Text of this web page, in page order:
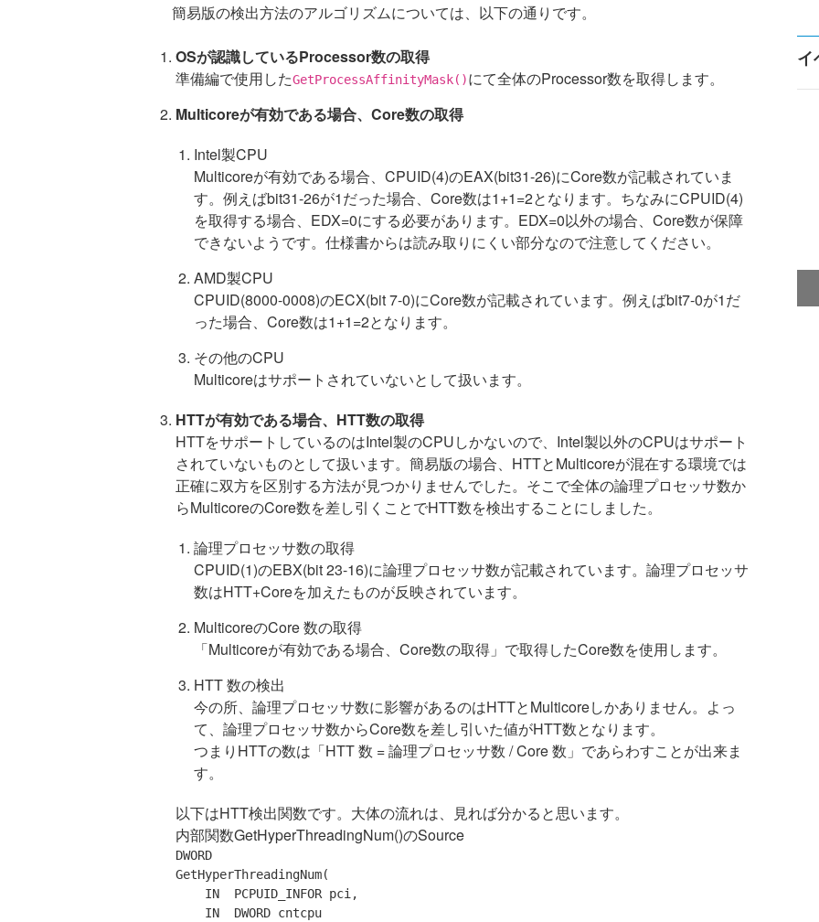
簡易版の検出方法のアルゴリズムについては、以下の通りです。
OSが認識しているProcessor数の取得
準備編で使用したGetProcessAffinityMask()にて全体のProcessor数を取得します。
Multicoreが有効である場合、Core数の取得
Intel製CPU
Multicoreが有効である場合、CPUID(4)のEAX(bit31-26)にCore数が記載されていま
す。例えばbit31-26が1だった場合、Core数は1+1=2となります。ちなみにCPUID(4)
を取得する場合、EDX=0にする必要があります。EDX=0以外の場合、Core数が保障
できないようです。仕様書からは読み取りにくい部分なので注意してください。
AMD製CPU
CPUID(8000-0008)のECX(bit 7-0)にCore数が記載されています。例えばbit7-0が1だ
った場合、Core数は1+1=2となります。
その他のCPU
Multicoreはサポートされていないとして扱います。
HTTが有効である場合、HTT数の取得
HTTをサポートしているのはIntel製のCPUしかないので、Intel製以外のCPUはサポート
されていないものとして扱います。簡易版の場合、HTTとMulticoreが混在する環境では
正確に双方を区別する方法が見つかりませんでした。そこで全体の論理プロセッサ数か
らMulticoreのCore数を差し引くことでHTT数を検出することにしました。
論理プロセッサ数の取得
CPUID(1)のEBX(bit 23-16)に論理プロセッサ数が記載されています。論理プロセッサ
数はHTT+Coreを加えたものが反映されています。
MulticoreのCore 数の取得
「Multicoreが有効である場合、Core数の取得」で取得したCore数を使用します。
HTT 数の検出
今の所、論理プロセッサ数に影響があるのはHTTとMulticoreしかありません。よっ
て、論理プロセッサ数からCore数を差し引いた値がHTT数となります。
つまりHTTの数は「HTT 数 = 論理プロセッサ数 / Core 数」であらわすことが出来ま
す。
以下はHTT検出関数です。大体の流れは、見れば分かると思います。
内部関数GetHyperThreadingNum()のSource
DWORD
GetHyperThreadingNum(
イ